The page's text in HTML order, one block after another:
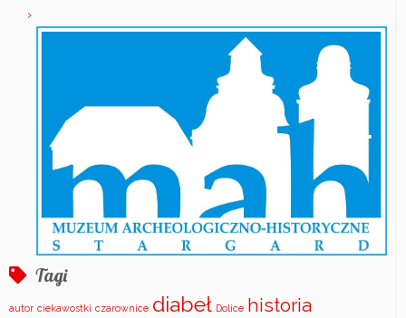
Tagi
autor ciekawostki czarownice diabeł Dolice historia